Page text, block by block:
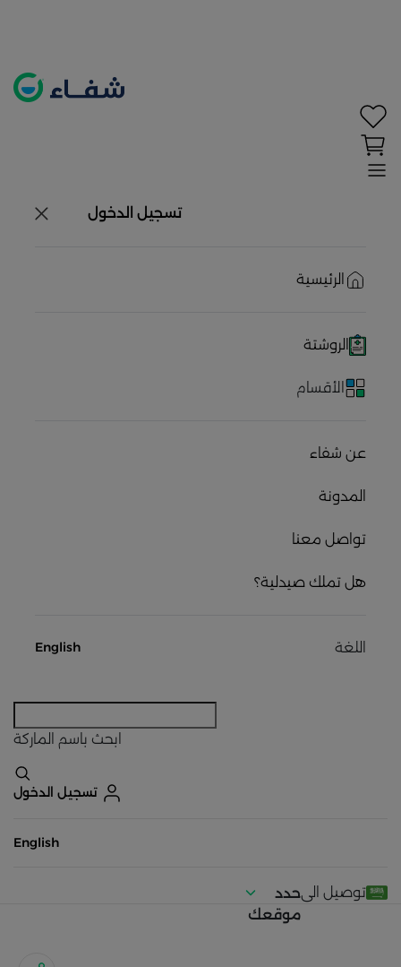
تسجيل الدخول
الرئيسية
الروشتة
الأقسام
عن شفاء
المدونة
تواصل معنا
هل تملك صيدلية؟
اللغة English
ابحث باسم الماركة
تسجيل الدخول
English
توصيل الىحدد
موقعك